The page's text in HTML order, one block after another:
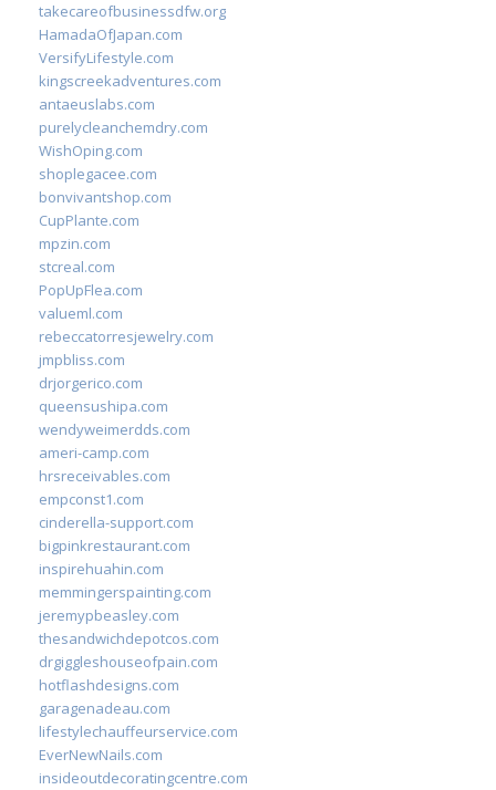
takecareofbusinessdfw.org
HamadaOfJapan.com
VersifyLifestyle.com
kingscreekadventures.com
antaeuslabs.com
purelycleanchemdry.com
WishOping.com
shoplegacee.com
bonvivantshop.com
CupPlante.com
mpzin.com
stcreal.com
PopUpFlea.com
valueml.com
rebeccatorresjewelry.com
jmpbliss.com
drjorgerico.com
queensushipa.com
wendyweimerdds.com
ameri-camp.com
hrsreceivables.com
empconst1.com
cinderella-support.com
bigpinkrestaurant.com
inspirehuahin.com
memmingerspainting.com
jeremypbeasley.com
thesandwichdepotcos.com
drgiggleshouseofpain.com
hotflashdesigns.com
garagenadeau.com
lifestylechauffeurservice.com
EverNewNails.com
insideoutdecoratingcentre.com